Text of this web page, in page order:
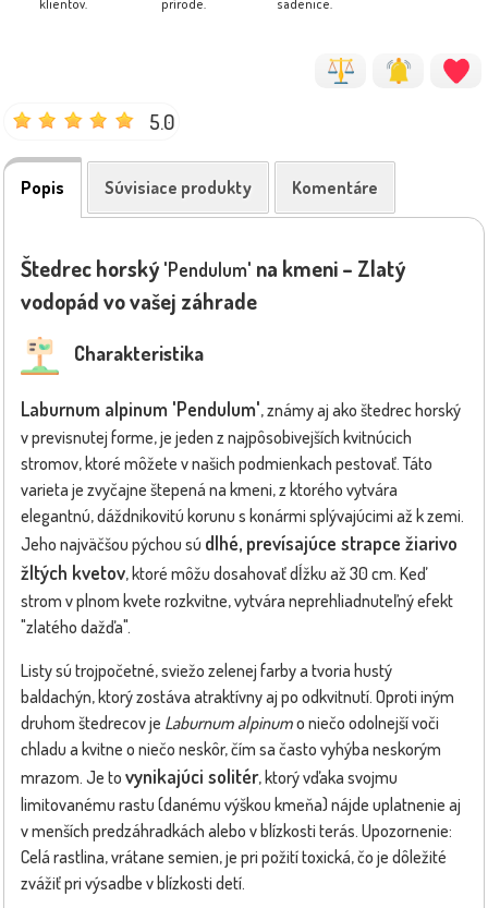
klientov. prírode. sadenice.
5.0
Popis Súvisiace produkty Komentáre
Štedrec horský'Pendulum' na kmeni – Zlatý
vodopád vo vašej záhrade
Charakteristika
Laburnum alpinum 'Pendulum', známy aj ako štedrec horský
v previsnutej forme, je jeden z najpôsobivejších kvitnúcich
stromov, ktoré môžete v našich podmienkach pestovať. Táto
varieta je zvyčajne štepená na kmeni, z ktorého vytvára
elegantnú, dáždnikovitú korunu s konármi splývajúcimi až k zemi.
Jeho najväčšou pýchou sú dlhé, prevísajúce strapce žiarivo
žltých kvetov, ktoré môžu dosahovať dĺžku až 30 cm. Keď
strom v plnom kvete rozkvitne, vytvára neprehliadnuteľný efekt
"zlatého dažďa".
Listy sú trojpočetné, sviežo zelenej farby a tvoria hustý
baldachýn, ktorý zostáva atraktívny aj po odkvitnutí. Oproti iným
druhom štedrecov je Laburnum alpinumo niečo odolnejší voči
chladu a kvitne o niečo neskôr, čím sa často vyhýba neskorým
mrazom. Je to vynikajúci solitér, ktorý vďaka svojmu
limitovanému rastu (danému výškou kmeňa) nájde uplatnenie aj
v menších predzáhradkách alebo v blízkosti terás. Upozornenie:
Celá rastlina, vrátane semien, je pri požití toxická, čo je dôležité
zvážiť pri výsadbe v blízkosti detí.